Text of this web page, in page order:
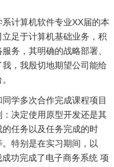
计算机软件专业XX届的本
足于计算机基础业务，积
务，其明确的战略部署、
，我殷切地期望公司能给
学多次合作完成课程项目
决定使用原型开发还是其
任务以及任务完成的时
特别是在实习期间，以
功完成了电子商务系统 项